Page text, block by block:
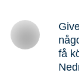
få